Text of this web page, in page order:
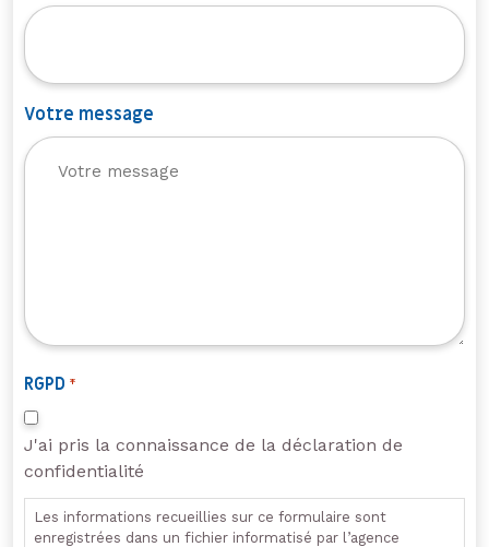
Votre message
RGPD *
J'ai pris la connaissance de la déclaration de
confidentialité
Les informations recueillies sur ce formulaire sont
enregistrées dans un fichier informatisé par l’agence